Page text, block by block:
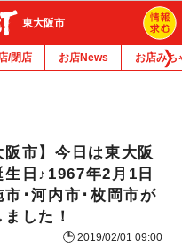
東大阪市
/閉店 お店News お店みち
阪市】今日は東大阪
生日♪1967年2月1日
市･河内市･枚岡市が
した！
2019/02/01 09:00